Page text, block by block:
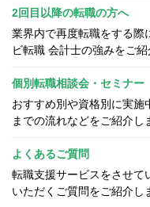
2回目以降の転職の方へ
業界内で再度転職をする際
ビ転職 会計士の強みをご紹
個別転職相談会・セミナー
おすすめ別や資格別に実施
までの流れなどをご紹介し
よくあるご質問
転職支援サービスをさせて
いただくご質問をご紹介し